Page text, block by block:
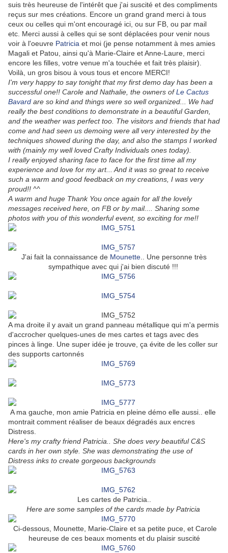
suis très heureuse de l'intérêt que j'ai suscité et des compliments
reçus sur mes créations. Encore un grand grand merci à tous
ceux ou celles qui m'ont encouragé ici, ou sur FB, ou par mail
etc. Merci aussi à celles qui se sont déplacées pour venir nous
voir à l'oeuvre Patricia et moi (je pense notamment à mes amies
Magali et Patou, ainsi qu'à Marie-Claire et Anne-Laure, merci
encore les filles, votre venue m'a touchée et fait très plaisir).
Voilà, un gros bisou à vous tous et encore MERCI!
I'm very happy to say tonight that my first demo day has been a
successful one!! Carole and Nathalie, the owners ofLe Cactus
Bavard are so kind and things were so well organized... We had
really the best conditions to demonstrate in a beautiful Garden,
and the weather was perfect too. The visitors and friends that had
come and had seen us demoing were all very interested by the
techniques showed during the day, and also the stamps I worked
with (mainly my well loved Crafty Individuals ones today).
I really enjoyed sharing face to face for the first time all my
experience and love for my art... And it was so great to receive
such a warm and good feedback on my creations, I was very
proud!! ^^
A warm and huge Thank You once again for all the lovely
messages received here, on FB or by mail.... Sharing some
photos with you of this wonderful event, so exciting for me!!
J'ai fait la connaissance de Mounette .. Une personne très
sympathique avec qui j'ai bien discuté !!!
A ma droite il y avait un grand panneau métallique qui m'a permis
d'accrocher quelques-unes de mes cartes et tags avec des
pinces à linge. Une super idée je trouve, ça évite de les coller sur
des supports cartonnés
A ma gauche, mon amie Patricia en pleine démo elle aussi.. elle
montrait comment réaliser de beaux dégradés aux encres
Distress.
Here's my crafty friend Patricia.. She does very beautiful C&S
cards in her own style. She was demonstrating the use of
Distress inks to create gorgeous backgrounds
Les cartes de Patricia..
Here are some samples of the cards made by Patricia
Ci-dessous, Mounette, Marie-Claire et sa petite puce, et Carole
heureuse de ces beaux moments et du plaisir suscité